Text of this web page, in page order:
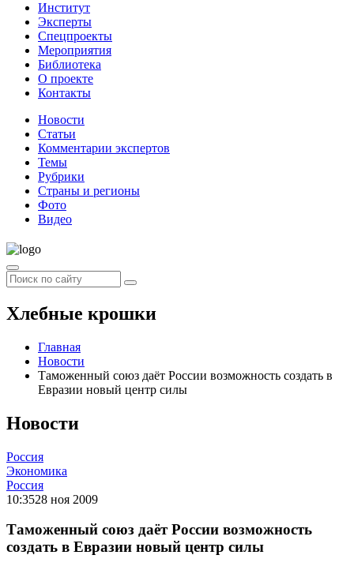
Институт
Эксперты
Спецпроекты
Мероприятия
Библиотека
О проекте
Контакты
Новости
Статьи
Комментарии экспертов
Темы
Рубрики
Страны и регионы
Фото
Видео
Хлебные крошки
Главная
Новости
Таможенный союз даёт России возможность создать в
Евразии новый центр силы
Новости
Россия
Экономика
Россия
10:3528 ноя 2009
Таможенный союз даёт России возможность
создать в Евразии новый центр силы